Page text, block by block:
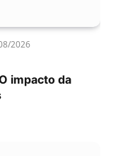
2026
impacto da